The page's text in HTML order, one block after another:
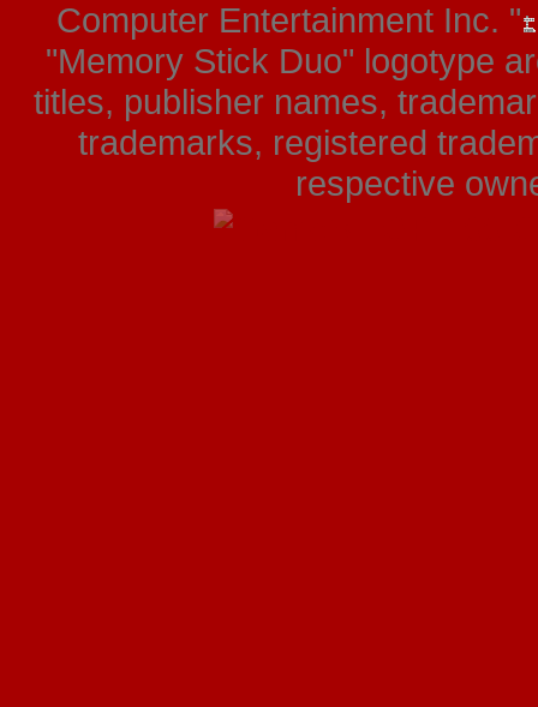
Computer Entertainment Inc. "
"Memory Stick Duo" logotype
titles, publisher names,
trademarks, registered
respective